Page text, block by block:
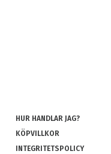
HUR HANDLAR JAG?
KÖPVILLKOR
INTEGRITETSPOLICY